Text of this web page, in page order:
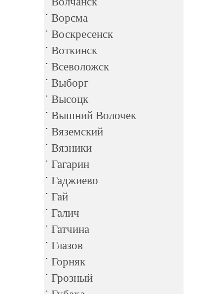
Ворсма
Воскресенск
Воткинск
Всеволожск
Выборг
Высоцк
Вышний Волочек
Вяземский
Вязники
Гагарин
Гаджиево
Гай
Галич
Гатчина
Глазов
Горняк
Грозный